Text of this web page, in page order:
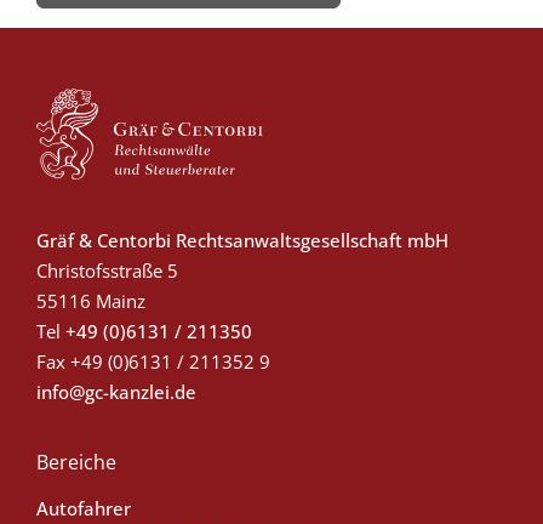
Gräf & Centorbi Rechtsanwaltsgesellschaft mbH
Christofsstraße 5
55116 Mainz
Tel +49 (0)6131 / 211350
Fax +49 (0)6131 / 211352 9
info@gc-kanzlei.de
Bereiche
Autofahrer